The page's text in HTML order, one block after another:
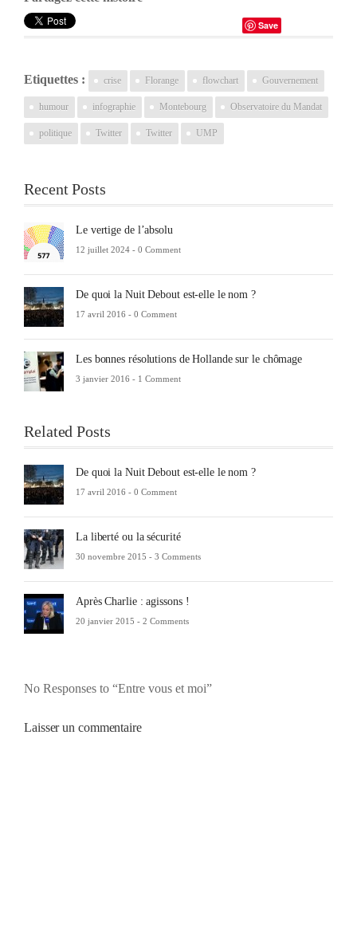
Save
Etiquettes : crise Florange flowchart Gouvernement
humour infographie Montebourg Observatoire du Mandat
politique Twitter Twitter UMP
Recent Posts
Le vertige de l’absolu
12 juillet 2024 - 0 Comment
De quoi la Nuit Debout est-elle le nom ?
17 avril 2016 - 0 Comment
Les bonnes résolutions de Hollande sur le chômage
3 janvier 2016 - 1 Comment
Related Posts
De quoi la Nuit Debout est-elle le nom ?
17 avril 2016 - 0 Comment
La liberté ou la sécurité
30 novembre 2015 - 3 Comments
Après Charlie : agissons !
20 janvier 2015 - 2 Comments
No Responses to “Entre vous et moi”
Laisser un commentaire